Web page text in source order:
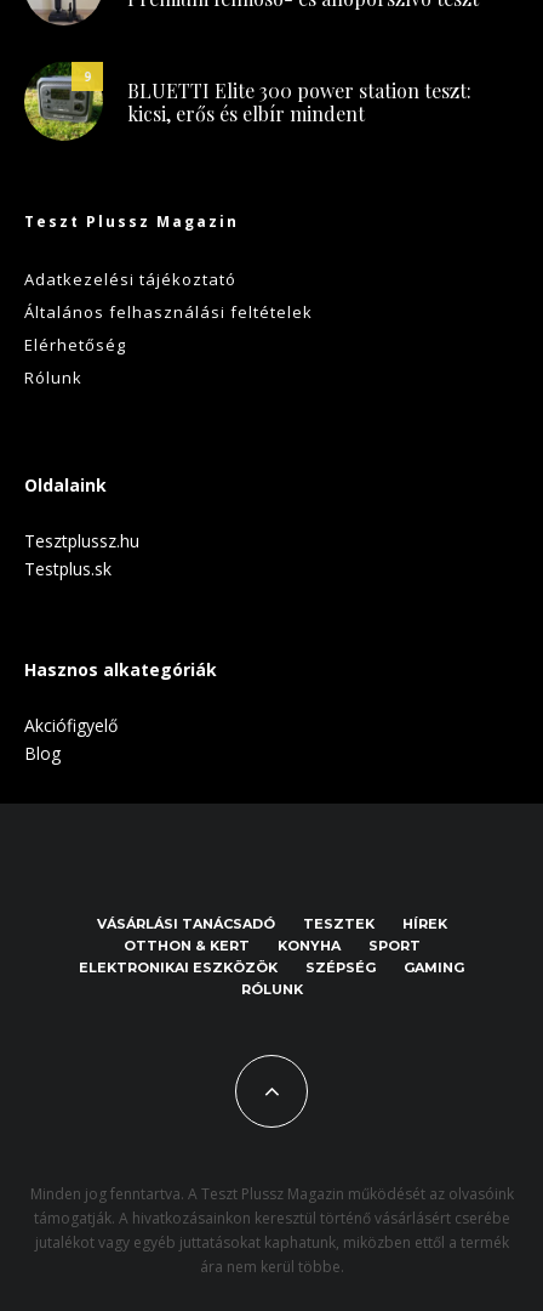
9
BLUETTI Elite 300 power station teszt:
kicsi, erős és elbír mindent
Teszt Plussz Magazin
Adatkezelési tájékoztató
Általános felhasználási feltételek
Elérhetőség
Rólunk
Oldalaink
Tesztplussz.hu
Testplus.sk
Hasznos alkategóriák
Akciófigyelő
Blog
VÁSÁRLÁSI TANÁCSADÓ TESZTEK
HÍREK
OTTHON & KERT
KONYHA
SPORT
ELEKTRONIKAI ESZKÖZÖK
SZÉPSÉG
GAMING
RÓLUNK
Minden jog fenntartva. A Teszt Plussz Magazin működését az olvasóink
támogatják. A hivatkozásainkon keresztül történő vásárlásért cserébe
jutalékot vagy egyéb juttatásokat kaphatunk, miközben ettől a termék
ára nem kerül többe.